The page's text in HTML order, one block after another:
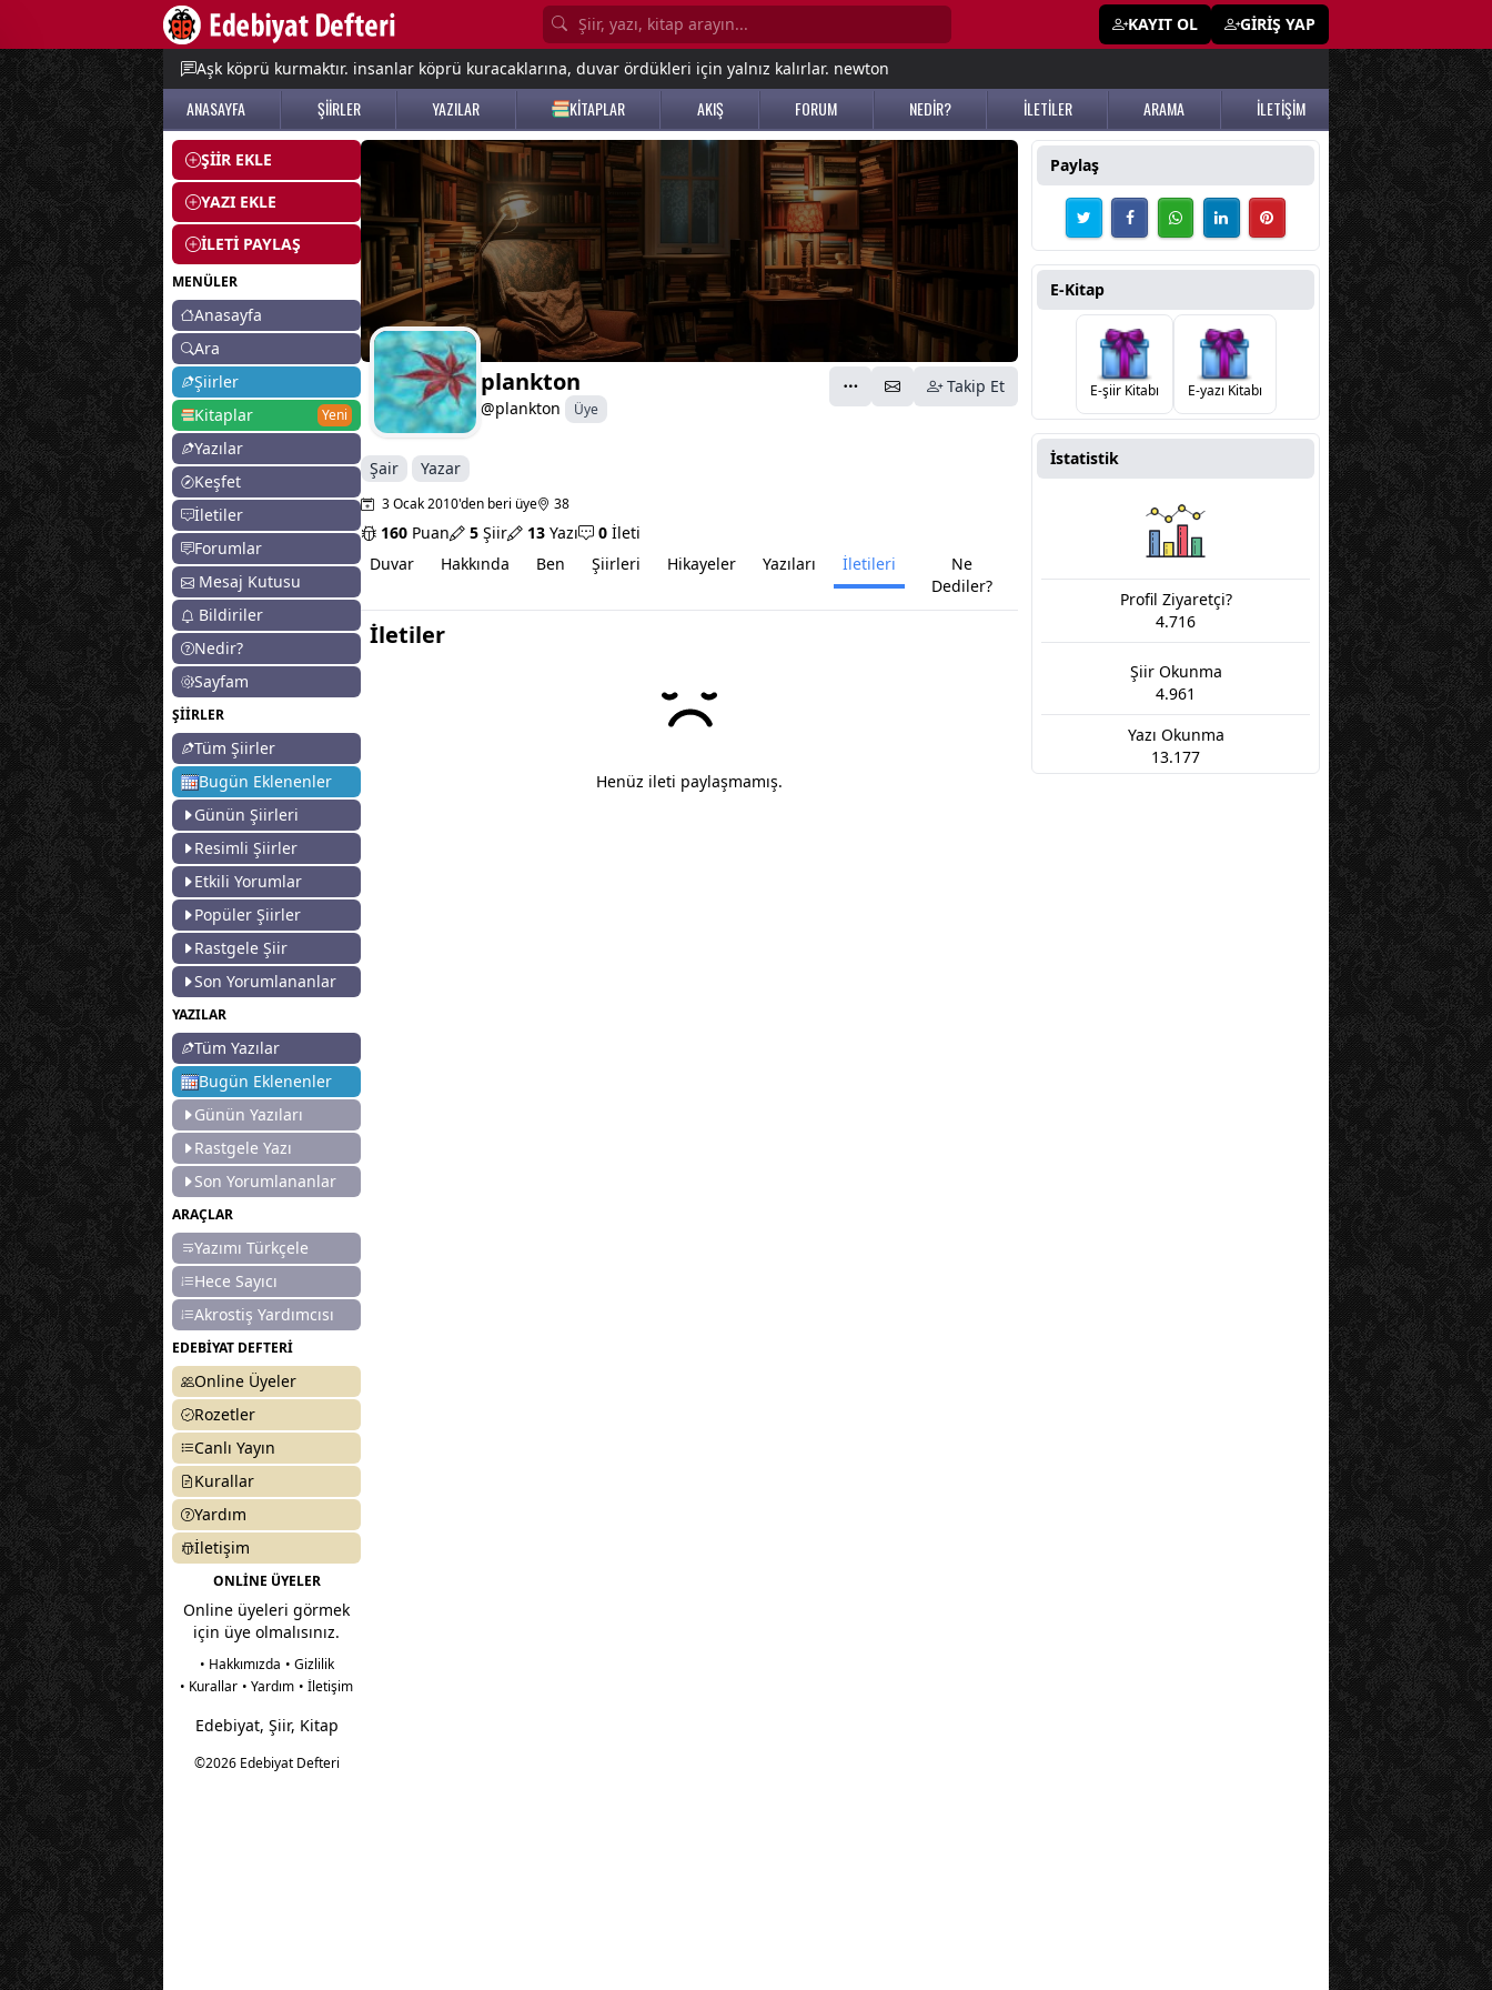
KAYIT OL GİRİŞ YAP
Aşk köprü kurmaktır. insanlar köprü kuracaklarına, duvar ördükleri için yalnız kalırlar. newton
ANASAYFA ŞİİRLER YAZILAR KİTAPLAR AKIŞ FORUM NEDİR? İLETİLER ARAMA İLETİŞİM
ŞİİR EKLE
YAZI EKLE
İLETİ PAYLAŞ
MENÜLER
Anasayfa
Ara
Şiirler
Kitaplar
Yeni
Yazılar
Keşfet
İletiler
Forumlar
Mesaj Kutusu
Bildiriler
Nedir?
Sayfam
ŞİİRLER
Tüm Şiirler
Bugün Eklenenler
Günün Şiirleri
Resimli Şiirler
Etkili Yorumlar
Popüler Şiirler
Rastgele Şiir
Son Yorumlananlar
YAZILAR
Tüm Yazılar
Bugün Eklenenler
Günün Yazıları
Rastgele Yazı
Son Yorumlananlar
ARAÇLAR
Yazımı Türkçele
Hece Sayıcı
Akrostiş Yardımcısı
EDEBİYAT DEFTERİ
Online Üyeler
Rozetler
Canlı Yayın
Kurallar
Yardım
İletişim
ONLİNE ÜYELER
Online üyeleri görmek
için üye olmalısınız.
• Hakkımızda • Gizlilik
• Kurallar • Yardım • İletişim
Edebiyat, Şiir, Kitap
©2026 Edebiyat Defteri
plankton
@plankton Üye
Takip Et
Şair Yazar
3 Ocak 2010'den beri üye 38
160 Puan 5 Şiir 13 Yazı 0 İleti
Duvar
Hakkında Ben Şiirleri Hikayeler Yazıları İletileri
Ne
Dediler?
İletiler
Henüz ileti paylaşmamış.
Paylaş
E-Kitap
E-şiir Kitabı E-yazı Kitabı
İstatistik
Profil Ziyaretçi?
4.716
Şiir Okunma
4.961
Yazı Okunma
13.177
menu